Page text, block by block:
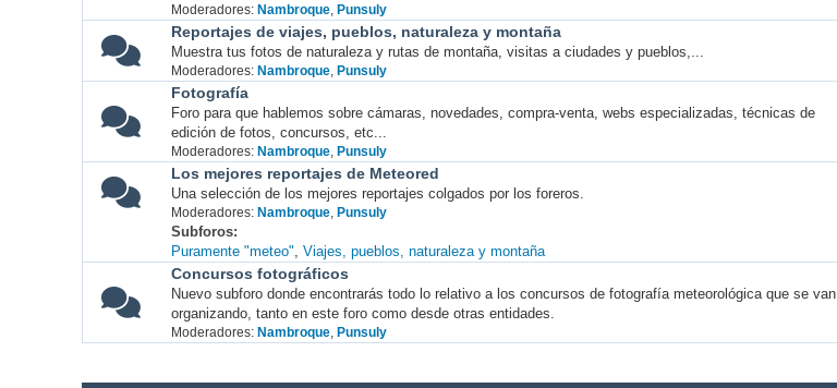
Moderadores: Nambroque, Punsuly
Reportajes de viajes, pueblos, naturaleza y montaña
Muestra tus fotos de naturaleza y rutas de montaña, visitas a ciudades y pueblos,...
Moderadores: Nambroque, Punsuly
Fotografía
Foro para que hablemos sobre cámaras, novedades, compra-venta, webs especializadas, técnicas de
edición de fotos, concursos, etc...
Moderadores: Nambroque, Punsuly
Los mejores reportajes de Meteored
Una selección de los mejores reportajes colgados por los foreros.
Moderadores: Nambroque, Punsuly
Subforos
Puramente "meteo" Viajes, pueblos, naturaleza y montaña
Concursos fotográficos
Nuevo subforo donde encontrarás todo lo relativo a los concursos de fotografía meteorológica que se van
organizando, tanto en este foro como desde otras entidades.
Moderadores: Nambroque, Punsuly